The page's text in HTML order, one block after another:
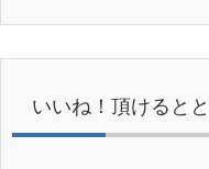
いいね！頂けると